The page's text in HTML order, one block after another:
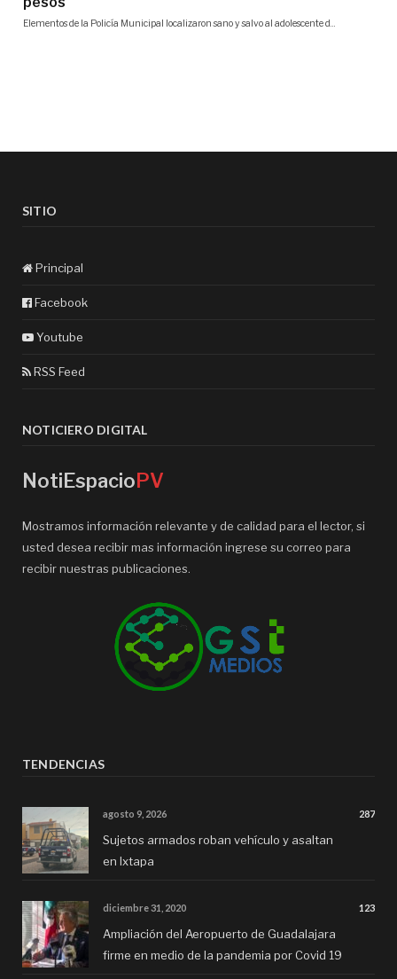
SITIO
Principal
Facebook
Youtube
RSS Feed
NOTICIERO DIGITAL
NotiEspacioPV
Mostramos información relevante y de calidad para el lector, si
usted desea recibir mas información ingrese su correo para
recibir nuestras publicaciones.
TENDENCIAS
agosto 9, 2026 287
Sujetos armados roban vehículo y asaltan
en Ixtapa
diciembre 31, 2020 123
Ampliación del Aeropuerto de Guadalajara
firme en medio de la pandemia por Covid 19